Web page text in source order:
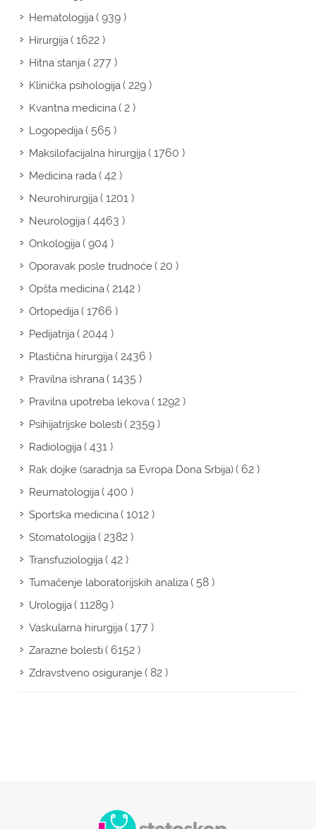
Hematologija( 939 )
Hirurgija( 1622 )
Hitna stanja( 277 )
Klinička psihologija( 229 )
Kvantna medicina( 2 )
Logopedija( 565 )
Maksilofacijalna hirurgija( 1760 )
Medicina rada( 42 )
Neurohirurgija( 1201 )
Neurologija( 4463 )
Onkologija( 904 )
Oporavak posle trudnoće( 20 )
Opšta medicina( 2142 )
Ortopedija( 1766 )
Pedijatrija( 2044 )
Plastična hirurgija( 2436 )
Pravilna ishrana( 1435 )
Pravilna upotreba lekova( 1292 )
Psihijatrijske bolesti( 2359 )
Radiologija( 431 )
Rak dojke (saradnja sa Evropa Dona Srbija)( 62 )
Reumatologija( 400 )
Sportska medicina( 1012 )
Stomatologija( 2382 )
Transfuziologija( 42 )
Tumačenje laboratorijskih analiza( 58 )
Urologija( 11289 )
Vaskularna hirurgija( 177 )
Zarazne bolesti( 6152 )
Zdravstveno osiguranje( 82 )